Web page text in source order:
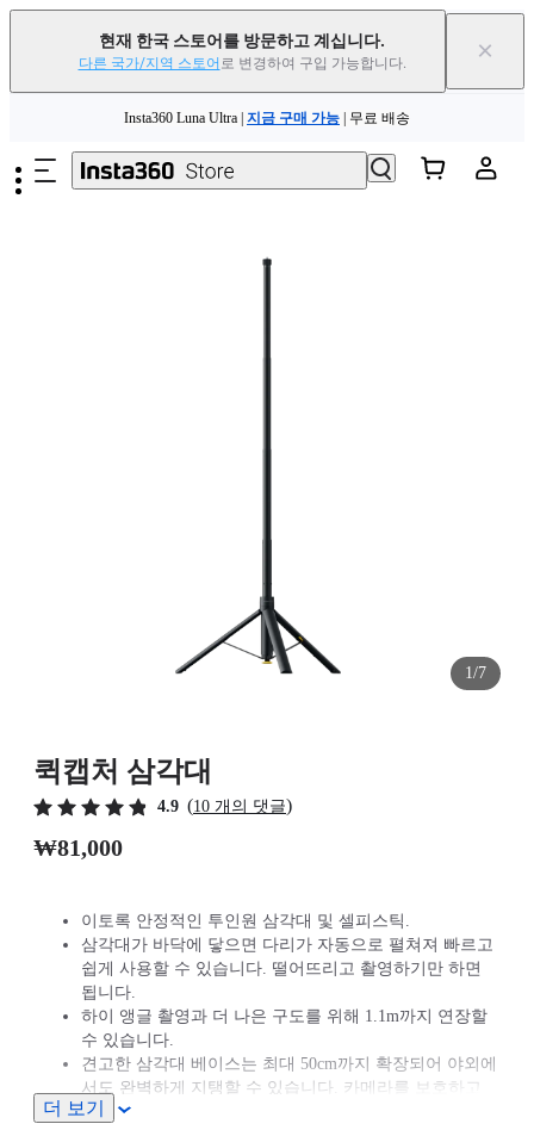
현재 한국 스토어를 방문하고 계십니다.
다른 국가/지역 스토어 로 변경하여 구입 가능합니다. ×
Insta360 Luna Ultra |지금 구매 가능 | 무료 배송
Insta360 Luna Ultra | 지금 구매 가능 | 무료 배송
1/7
퀵캡처 삼각대
4.9 (10 개의 댓글)
₩81,000
이토록 안정적인 투인원 삼각대 및 셀피스틱.
삼각대가 바닥에 닿으면 다리가 자동으로 펼쳐져 빠르고
쉽게 사용할 수 있습니다. 떨어뜨리고 촬영하기만 하면
됩니다.
하이 앵글 촬영과 더 나은 구도를 위해 1.1m까지 연장할
수 있습니다.
견고한 삼각대 베이스는 최대 50cm까지 확장되어 야외에
서도 완벽하게 지탱할 수 있습니다. 카메라를 보호하고
안정적인 샷을 담아보세요.
더 보기